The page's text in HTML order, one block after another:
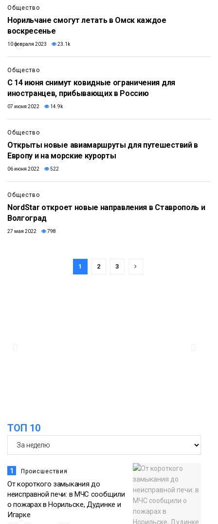
Общество
Норильчане смогут летать в Омск каждое
воскресенье
10 февраля 2023 23.1k
Общество
С 14 июня снимут ковидные ограничения для
иностранцев, прибывающих в Россию
07 июня 2022 14.9k
Общество
Открыты новые авиамаршруты для путешествий в
Европу и на морские курорты
06 июня 2022 522
Общество
NordStar откроет новые направления в Ставрополь и
Волгоград
27 мая 2022 798
1 2 3
ТОП 10
1 Происшествия
От короткого замыкания до
неисправной печи: в МЧС сообщили
о пожарах в Норильске, Дудинке и
Игарке